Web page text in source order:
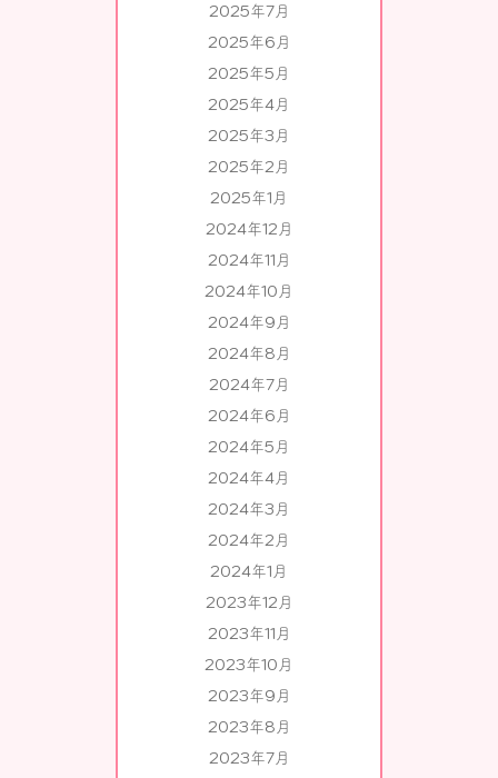
2025年7月
2025年6月
2025年5月
2025年4月
2025年3月
2025年2月
2025年1月
2024年12月
2024年11月
2024年10月
2024年9月
2024年8月
2024年7月
2024年6月
2024年5月
2024年4月
2024年3月
2024年2月
2024年1月
2023年12月
2023年11月
2023年10月
2023年9月
2023年8月
2023年7月